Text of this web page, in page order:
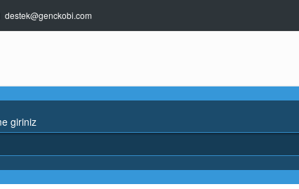
destek@genckobi.com
giriniz